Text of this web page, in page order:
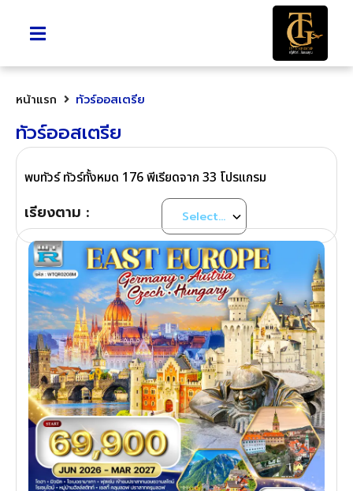
หน้าแรก ทัวร์ออสเตรีย
ทัวร์ออสเตรีย
พบทัวร์ ทัวร์ทั้งหมด 176 พีเรียดจาก 33 โปรแกรม
เรียงตาม :